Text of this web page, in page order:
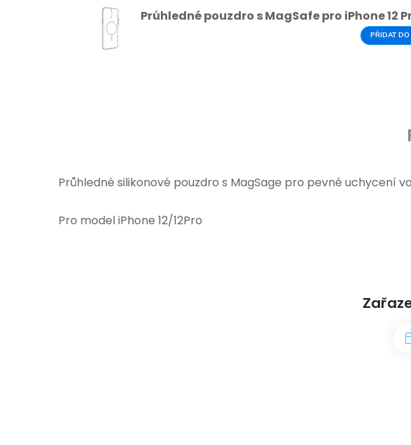
Průhledné pouzdro s MagSafe pro iPhone 12
PŘIDAT
Průhledné silikonové pouzdro s MagSage pro pevné uchycení
Pro model iPhone 12/12Pro